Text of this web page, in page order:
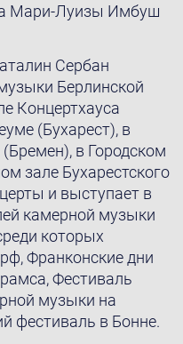
Мари-Луизы Имбуш
Сербан
Берлинской
Концертхауса
(Бухарест), в
в Городском
зале Бухарестского
и выступает в
камерной музыки
которых
Франконские дни
Фестиваль
музыки на
фестиваль в Бонне.